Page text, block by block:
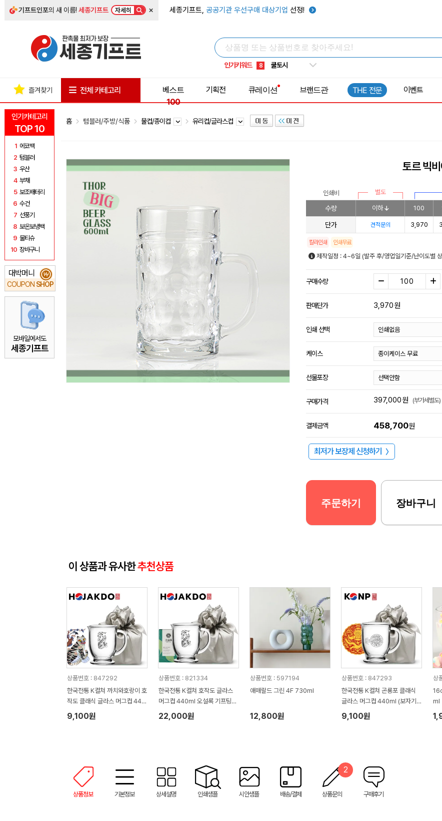
기프트인포의 새 이름!세종기프트 자세히 × 세종기프트, 공공기관 우선구매 대상기업 선정!
인기키워드
5 키캡
8 쿨토시
9 넥쿨러
1 선풍기
인기카테고리
TOP 10
1 에코백
2 텀블러
3 우산
4 부채
5 보조배터리
6 수건
7 선풍기
8 보온보냉백
9 물티슈
10 장바구니
대박머니
COUPON SHOP
₩
모바일에서도
세종기프트
즐겨찾기 전체 카테고리
베스트
100
기획전 큐레이션 브랜드관 THE 전문 이벤트
홈 텀블러/주방/식품 물컵/종이컵 유리컵/글라스컵
토르 빅
인쇄비 별도
수량 이하 100
단가 견적문의 3,970
칼라인쇄 인쇄무료
제작일정 : 4~6일 (발주 후/영업일기준/난이도별
구매수량
판매단가 3,970원
인쇄 선택
케이스
선물포장
구매가격 397,000원 (부가세별도)
결제금액 458,700원
최저가 보장제 신청하기 〉
주문하기 장바구니
이 상품과 유사한추천상품
상품번호 : 847292
한국전통 K컬쳐 까치와호랑이 호
작도 클래식 글라스 머그컵 440
ml (보자기 포장)
9,100원
상품번호 : 821334
한국전통 K컬쳐 호작도 글라스
머그컵 440ml 오설록 기프팅
(보자기 포장)
22,000원
상품번호 : 597194
애매랄드 그린 4F 730ml
12,800원
상품번호 : 847293
한국전통 K컬쳐 곤룡포 클래식
글라스 머그컵 440ml (보자기
포장)
9,100원
상
ml
상품정보 기본정보 상세설명 인쇄샘플 시안샘플 배송/결제 상품문의
2
구매후기